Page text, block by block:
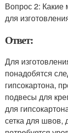
Вопрос 2:
для
Ответ:
Для
понадобятся
гипсокартона,
подвесы для
для
сетка для швов,